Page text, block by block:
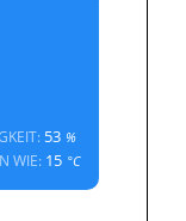
53 %
WIE: 15 °C